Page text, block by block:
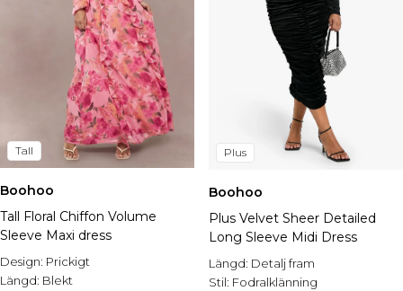
Tall
Boohoo
Tall Floral Chiffon Volume
Sleeve Maxi dress
Design: Prickigt
Längd: Blekt
Plus
Boohoo
Plus Velvet Sheer Detailed
Long Sleeve Midi Dress
Längd: Detalj fram
Stil: Fodralklänning